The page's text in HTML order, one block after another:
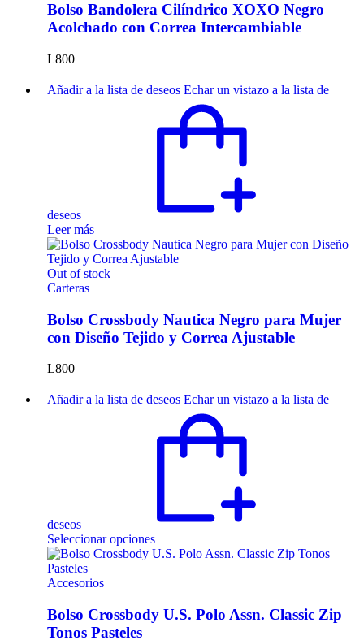
Bolso Bandolera Cilíndrico XOXO Negro
Acolchado con Correa Intercambiable
L800
Añadir a la lista de deseos Echar un vistazo a la lista de
deseos
Leer más
Out of stock
Carteras
Bolso Crossbody Nautica Negro para Mujer
con Diseño Tejido y Correa Ajustable
L800
Añadir a la lista de deseos Echar un vistazo a la lista de
deseos
Seleccionar opciones
Accesorios
Bolso Crossbody U.S. Polo Assn. Classic Zip
Tonos Pasteles